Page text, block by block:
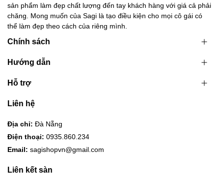
sản phẩm làm đẹp chất lượng đến tay khách hàng với giá cả phải
chăng. Mong muốn của Sagi là tạo điều kiện cho mọi cô gái có
thể làm đẹp theo cách của riêng mình.
Chính sách
Hướng dẫn
Hỗ trợ
Liên hệ
Địa chỉ: Đà Nẵng
Điện thoại: 0935.860.234
Email: sagishopvn@gmail.com
Liên kết sàn